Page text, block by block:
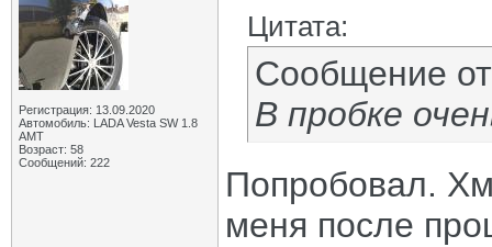
Регистрация: 13.09.2020
Автомобиль: LADA Vesta SW 1.8
AMT
Возраст: 58
Сообщений: 222
Цитата:
Сообщение
В пробке
Попробовал.
меня после